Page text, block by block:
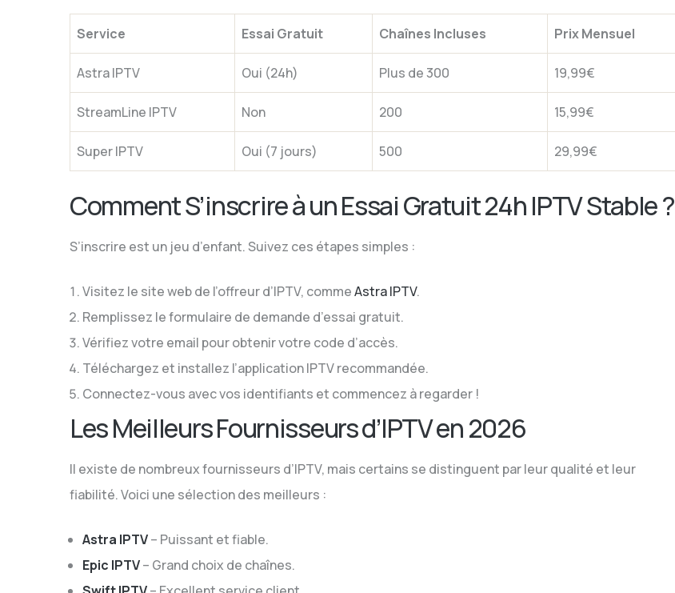
Service Essai Gratuit Chaînes Incluses Prix Mensuel
Astra IPTV Oui (24h) Plus de 300 19,99€
StreamLine IPTV Non 200 15,99€
Super IPTV Oui (7 jours) 500 29,99€
Comment S’inscrire à un Essai Gratuit 24h IPTV Stable ?
S’inscrire est un jeu d’enfant. Suivez ces étapes simples :
Visitez le site web de l’offreur d’IPTV, commeAstra IPTV.
Remplissez le formulaire de demande d’essai gratuit.
Vérifiez votre email pour obtenir votre code d’accès.
Téléchargez et installez l’application IPTV recommandée.
Connectez-vous avec vos identifiants et commencez à regarder !
Les Meilleurs Fournisseurs d’IPTV en 2026
Il existe de nombreux fournisseurs d’IPTV, mais certains se distinguent par leur qualité et leur
fiabilité. Voici une sélection des meilleurs :
Astra IPTV– Puissant et fiable.
Epic IPTV– Grand choix de chaînes.